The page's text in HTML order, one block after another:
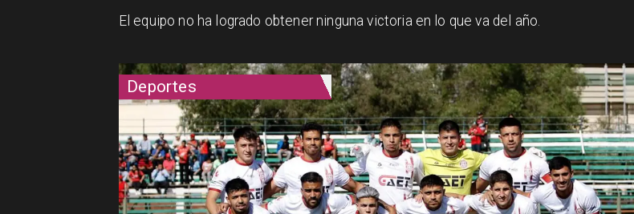
Deportes
El equipo no ha logrado obtener ninguna victoria en lo que va del año.